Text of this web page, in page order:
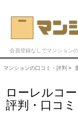
会員登録なしでマンション
マンションの口コミ・評判 >
ローレルコ
評判・口コミ